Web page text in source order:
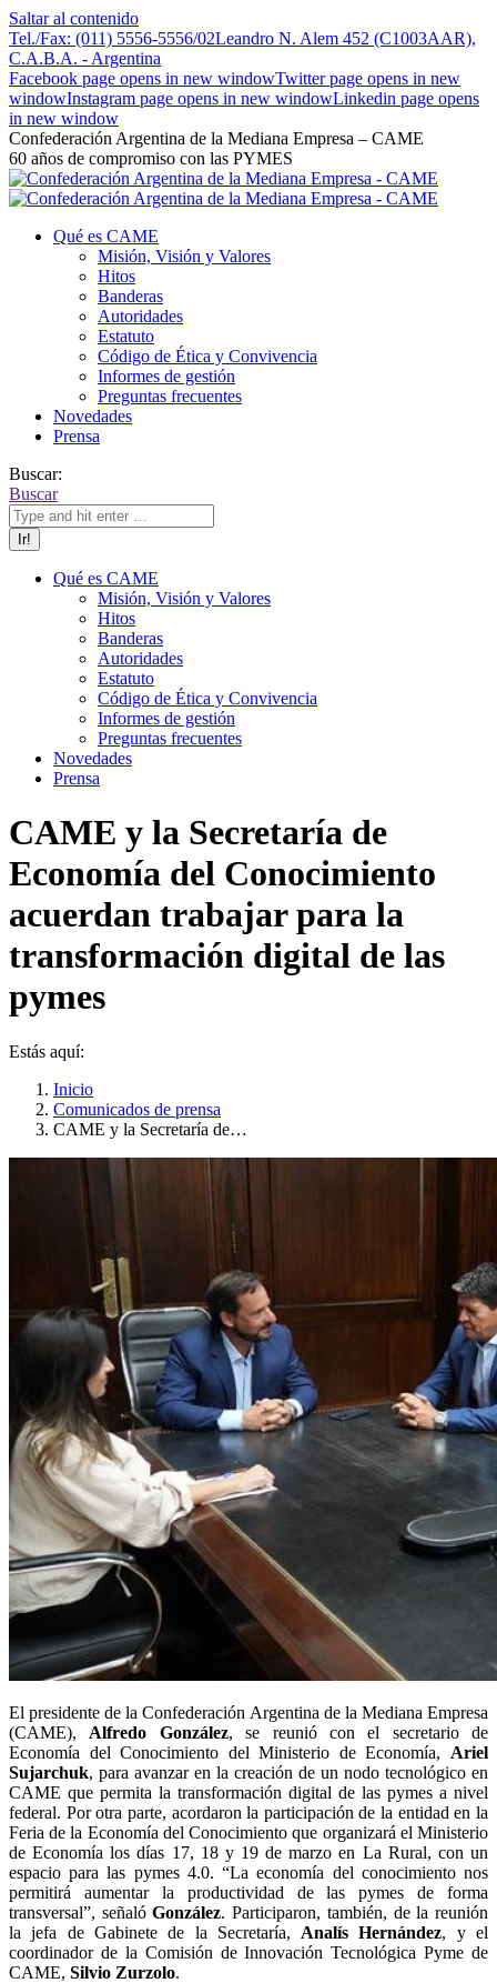
Saltar al contenido
Tel./Fax: (011) 5556-5556/02Leandro N. Alem 452 (C1003AAR),
C.A.B.A. - Argentina
Facebook page opens in new windowTwitter page opens in new
windowInstagram page opens in new windowLinkedin page opens
in new window
Confederación Argentina de la Mediana Empresa – CAME
60 años de compromiso con las PYMES
Qué es CAME
Misión, Visión y Valores
Hitos
Banderas
Autoridades
Estatuto
Código de Ética y Convivencia
Informes de gestión
Preguntas frecuentes
Novedades
Prensa
Buscar:
Buscar
Qué es CAME
Misión, Visión y Valores
Hitos
Banderas
Autoridades
Estatuto
Código de Ética y Convivencia
Informes de gestión
Preguntas frecuentes
Novedades
Prensa
CAME y la Secretaría de
Economía del Conocimiento
acuerdan trabajar para la
transformación digital de las
pymes
Estás aquí:
Inicio
Comunicados de prensa
CAME y la Secretaría de…
El presidente de la Confederación Argentina de la Mediana Empresa
(CAME), Alfredo González, se reunió con el secretario de
Economía del Conocimiento del Ministerio de Economía, Ariel
Sujarchuk, para avanzar en la creación de un nodo tecnológico en
CAME que permita la transformación digital de las pymes a nivel
federal. Por otra parte, acordaron la participación de la entidad en la
Feria de la Economía del Conocimiento que organizará el Ministerio
de Economía los días 17, 18 y 19 de marzo en La Rural, con un
espacio para las pymes 4.0. “La economía del conocimiento nos
permitirá aumentar la productividad de las pymes de forma
transversal”, señalóGonzález. Participaron, también, de la reunión
la jefa de Gabinete de la Secretaría, Analís Hernández, y el
coordinador de la Comisión de Innovación Tecnológica Pyme de
CAME, Silvio Zurzolo.